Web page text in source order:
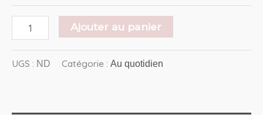
Ajouter au panier
UGS : ND Catégorie : Au quotidien